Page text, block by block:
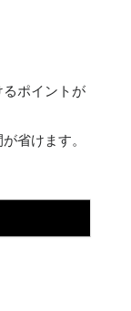
ポイントが
省けます。